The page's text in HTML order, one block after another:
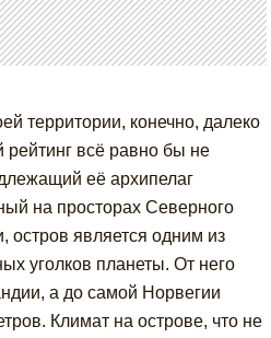
территории, конечно, далеко
всё равно бы не
её архипелаг
на просторах Северного
остров является одним из
уголков планеты. От него
а до самой Норвегии
Климат на острове, что не